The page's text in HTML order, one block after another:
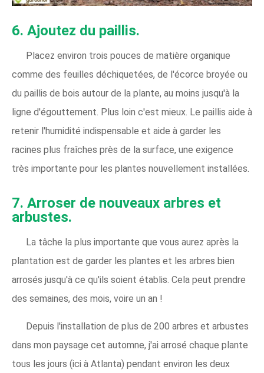
6. Ajoutez du paillis.
Placez environ trois pouces de matière organique
comme des feuilles déchiquetées, de l'écorce broyée ou
du paillis de bois autour de la plante, au moins jusqu'à la
ligne d'égouttement. Plus loin c'est mieux. Le paillis aide à
retenir l'humidité indispensable et aide à garder les
racines plus fraîches près de la surface, une exigence
très importante pour les plantes nouvellement installées.
7. Arroser de nouveaux arbres et
arbustes.
La tâche la plus importante que vous aurez après la
plantation est de garder les plantes et les arbres bien
arrosés jusqu'à ce qu'ils soient établis. Cela peut prendre
des semaines, des mois, voire un an !
Depuis l'installation de plus de 200 arbres et arbustes
dans mon paysage cet automne, j'ai arrosé chaque plante
tous les jours (ici à Atlanta) pendant environ les deux